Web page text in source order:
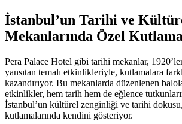
İstanbul’un Tarihi ve
Mekanlarında Özel
Pera Palace Hotel gibi tarihi mekanlar,
yansıtan temalı etkinlikleriyle, kutlamalara
kazandırıyor. Bu mekanlarda düzenlenen
etkinlikler, hem tarih hem de eğlence
İstanbul’un kültürel zenginliği ve tarihi dokusu,
kutlamalarında kendini gösteriyor.